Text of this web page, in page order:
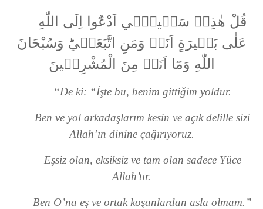
قُلْ هٰذِهٖ سَبٖيلٖٓي اَدْعُٓوا اِلَى اللّٰهِ
عَلٰى بَصٖيرَةٍ اَنَا۬ وَمَنِ اتَّبَعَنٖيؕ وَسُبْحَانَ
اللّٰهِ وَمَٓا اَنَا۬ مِنَ الْمُشْرِكٖينَ
“De ki: “İşte bu, benim gittiğim yoldur.
Ben ve yol arkadaşlarım kesin ve açık delille sizi
Allah’ın dinine çağırıyoruz.
Eşsiz olan, eksiksiz ve tam olan sadece Yüce
Allah’tır.
Ben O’na eş ve ortak koşanlardan asla olmam.”